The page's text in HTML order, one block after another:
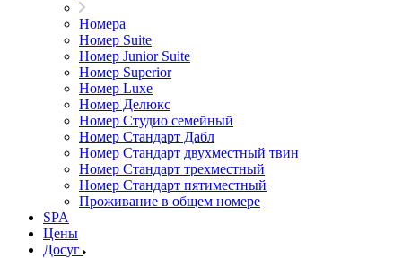
Номера
Номер Suite
Номер Junior Suite
Номер Superior
Номер Luxe
Номер Делюкс
Номер Студио семейный
Номер Стандарт Дабл
Номер Стандарт двухместный твин
Номер Стандарт трехместный
Номер Стандарт пятиместный
Проживание в общем номере
SPA
Цены
Досуг